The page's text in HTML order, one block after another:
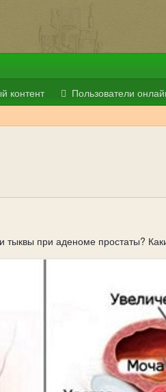
контент Пользователи
тыквы при аденоме простаты?